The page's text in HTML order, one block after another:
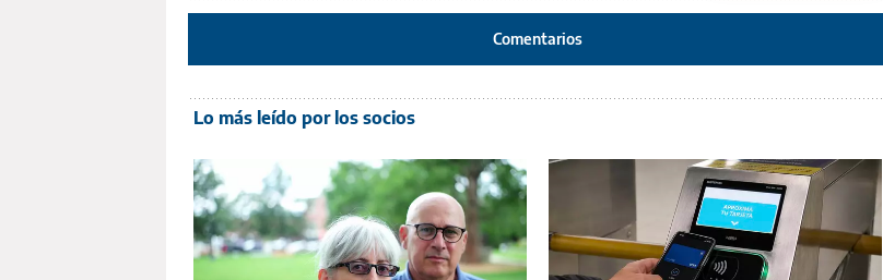
Comentarios
Lo más leído por los socios